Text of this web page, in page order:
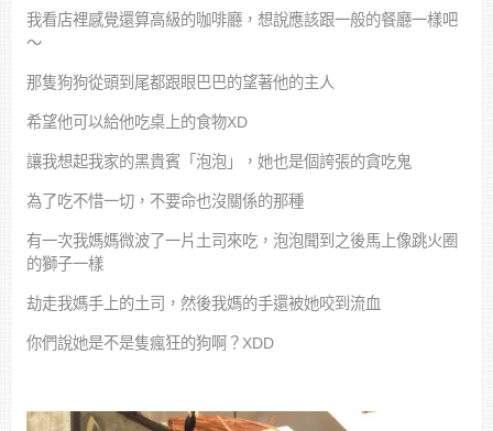
我看店裡感覺還算高級的咖啡廳，想說應該跟一般的餐廳一樣吧
～
那隻狗狗從頭到尾都跟眼巴巴的望著他的主人
希望他可以給他吃桌上的食物XD
讓我想起我家的黑貴賓「泡泡」，她也是個誇張的貪吃鬼
為了吃不惜一切，不要命也沒關係的那種
有一次我媽媽微波了一片土司來吃，泡泡聞到之後馬上像跳火圈
的獅子一樣
劫走我媽手上的土司，然後我媽的手還被她咬到流血
你們說她是不是隻瘋狂的狗啊？XDD